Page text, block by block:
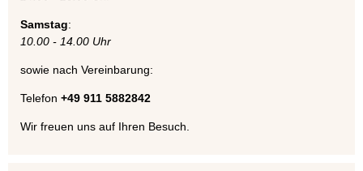
Samstag:
10.00 - 14.00 Uhr
sowie nach Vereinbarung:
Telefon +49 911 5882842
Wir freuen uns auf Ihren Besuch.